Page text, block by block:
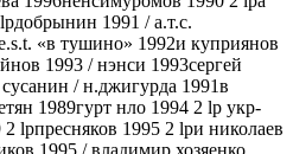
1991 / а.т.с.
«в тушино» 1992и куприянов
1993 / нэнси 1993сергей
/ н.джигурда 1991в
1989гурт нло 1994 2 lр укр-
lрпресняков 1995 2 lри николаев
1995 / владимир хозяенко